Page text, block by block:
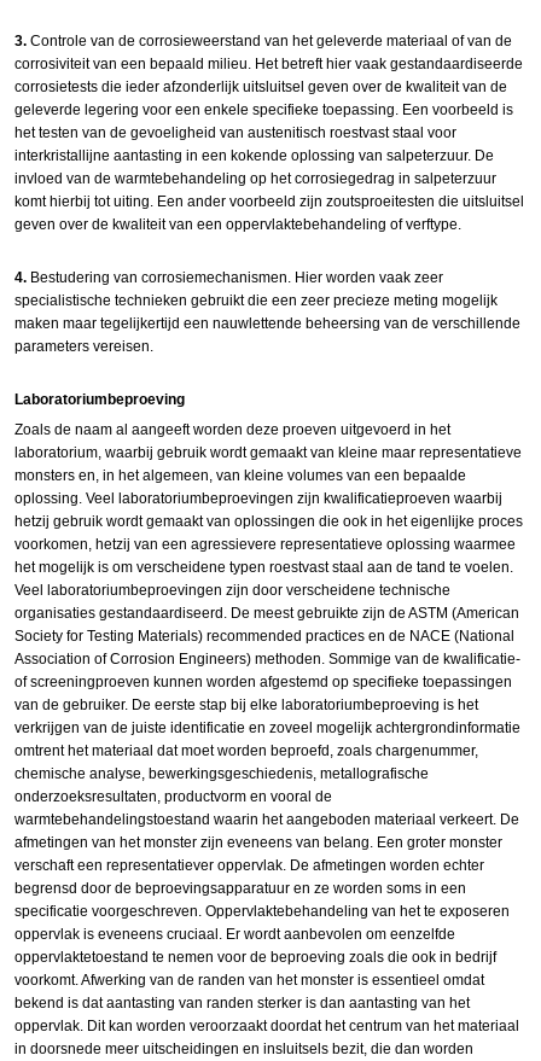
3. Controle van de corrosieweerstand van het geleverde materiaal of van de
corrosiviteit van een bepaald milieu. Het betreft hier vaak gestandaardiseerde
corrosietests die ieder afzonderlijk uitsluitsel geven over de kwaliteit van de
geleverde legering voor een enkele specifieke toepassing. Een voorbeeld is
het testen van de gevoeligheid van austenitisch roestvast staal voor
interkristallijne aantasting in een kokende oplossing van salpeterzuur. De
invloed van de warmtebehandeling op het corrosiegedrag in salpeterzuur
komt hierbij tot uiting. Een ander voorbeeld zijn zoutsproeitesten die uitsluitsel
geven over de kwaliteit van een oppervlaktebehandeling of verftype.
4. Bestudering van corrosiemechanismen. Hier worden vaak zeer
specialistische technieken gebruikt die een zeer precieze meting mogelijk
maken maar tegelijkertijd een nauwlettende beheersing van de verschillende
parameters vereisen.
Laboratoriumbeproeving
Zoals de naam al aangeeft worden deze proeven uitgevoerd in het
laboratorium, waarbij gebruik wordt gemaakt van kleine maar representatieve
monsters en, in het algemeen, van kleine volumes van een bepaalde
oplossing. Veel laboratoriumbeproevingen zijn kwalificatieproeven waarbij
hetzij gebruik wordt gemaakt van oplossingen die ook in het eigenlijke proces
voorkomen, hetzij van een agressievere representatieve oplossing waarmee
het mogelijk is om verscheidene typen roestvast staal aan de tand te voelen.
Veel laboratoriumbeproevingen zijn door verscheidene technische
organisaties gestandaardiseerd. De meest gebruikte zijn de ASTM (American
Society for Testing Materials) recommended practices en de NACE (National
Association of Corrosion Engineers) methoden. Sommige van de kwalificatie-
of screeningproeven kunnen worden afgestemd op specifieke toepassingen
van de gebruiker. De eerste stap bij elke laboratoriumbeproeving is het
verkrijgen van de juiste identificatie en zoveel mogelijk achtergrondinformatie
omtrent het materiaal dat moet worden beproefd, zoals chargenummer,
chemische analyse, bewerkingsgeschiedenis, metallografische
onderzoeksresultaten, productvorm en vooral de
warmtebehandelingstoestand waarin het aangeboden materiaal verkeert. De
afmetingen van het monster zijn eveneens van belang. Een groter monster
verschaft een representatiever oppervlak. De afmetingen worden echter
begrensd door de beproevingsapparatuur en ze worden soms in een
specificatie voorgeschreven. Oppervlaktebehandeling van het te exposeren
oppervlak is eveneens cruciaal. Er wordt aanbevolen om eenzelfde
oppervlaktetoestand te nemen voor de beproeving zoals die ook in bedrijf
voorkomt. Afwerking van de randen van het monster is essentieel omdat
bekend is dat aantasting van randen sterker is dan aantasting van het
oppervlak. Dit kan worden veroorzaakt doordat het centrum van het materiaal
in doorsnede meer uitscheidingen en insluitsels bezit, die dan worden